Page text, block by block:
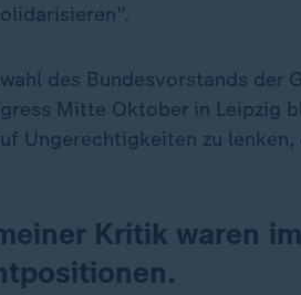
des Bundesvorstands der
Mitte Oktober in Leipzig
Ungerechtigkeiten zu
Kritik waren